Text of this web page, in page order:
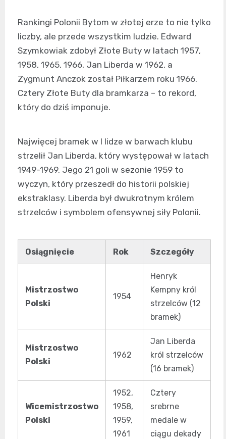
Rankingi Polonii Bytom w złotej erze to nie tylko
liczby, ale przede wszystkim ludzie. Edward
Szymkowiak zdobył Złote Buty w latach 1957,
1958, 1965, 1966, Jan Liberda w 1962, a
Zygmunt Anczok został Piłkarzem roku 1966.
Cztery Złote Buty dla bramkarza – to rekord,
który do dziś imponuje.
Najwięcej bramek w I lidze w barwach klubu
strzelił Jan Liberda, który występował w latach
1949-1969. Jego 21 goli w sezonie 1959 to
wyczyn, który przeszedł do historii polskiej
ekstraklasy. Liberda był dwukrotnym królem
strzelców i symbolem ofensywnej siły Polonii.
Osiągnięcie Rok Szczegóły
Mistrzostwo
Polski
1954
Henryk
Kempny król
strzelców (12
bramek)
Mistrzostwo
Polski
1962
Jan Liberda
król strzelców
(16 bramek)
Wicemistrzostwo
Polski
1952,
1958,
1959,
1961
Cztery
srebrne
medale w
ciągu dekady